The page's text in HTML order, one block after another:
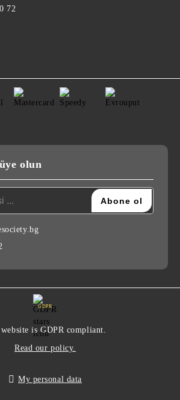
72
olun
GDPR
is GDPR compliant.
Read our policy.
My personal data